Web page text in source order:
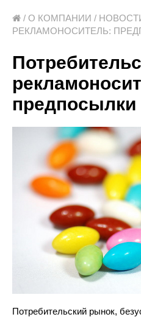
/ О КОМПАНИИ /
РЕКЛАМОНОСИТЕЛЬ:
предпосылки
Потребительский рынок,